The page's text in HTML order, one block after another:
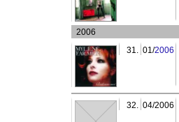
2006
31. 01/2006
32. 04/2006